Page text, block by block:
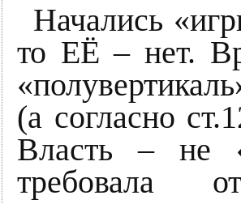
Начались
то ЕЁ – нет.
(а согласно
Власть – не
требовала